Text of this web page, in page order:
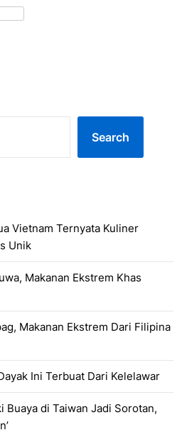
Search
Vietnam Ternyata Kuliner
Unik
Makanan Ekstrem Khas
Makanan Ekstrem Dari Filipina
Ini Terbuat Dari Kelelawar
Buaya di Taiwan Jadi Sorotan,